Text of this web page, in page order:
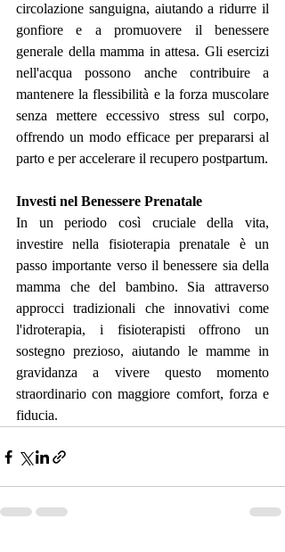
circolazione sanguigna, aiutando a ridurre il
gonfiore e a promuovere il benessere
generale della mamma in attesa. Gli esercizi
nell'acqua possono anche contribuire a
mantenere la flessibilità e la forza muscolare
senza mettere eccessivo stress sul corpo,
offrendo un modo efficace per prepararsi al
parto e per accelerare il recupero postpartum.
Investi nel Benessere Prenatale
In un periodo così cruciale della vita,
investire nella fisioterapia prenatale è un
passo importante verso il benessere sia della
mamma che del bambino. Sia attraverso
approcci tradizionali che innovativi come
l'idroterapia, i fisioterapisti offrono un
sostegno prezioso, aiutando le mamme in
gravidanza a vivere questo momento
straordinario con maggiore comfort, forza e
fiducia.